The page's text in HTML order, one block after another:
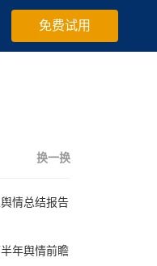
免费试用
换一换
情总结报告
年舆情前瞻